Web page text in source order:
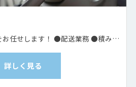
青果や冷凍食品の配送をお任せします！ ●配送業務 ●積み込み・荷下ろし 重量は5〜10kg程度です 手積みかフォークリフトを使用します ●書類作成
詳しく見る